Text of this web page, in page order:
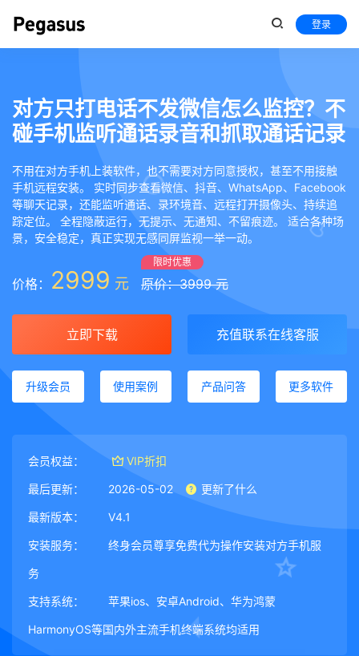
登录
对方只打电话不发微信怎么监控？不
碰手机监听通话录音和抓取通话记录
不用在对方手机上装软件，也不需要对方同意授权，甚至不用接触
手机远程安装。 实时同步查看微信、抖音、WhatsApp、Facebook
等聊天记录，还能监听通话、录环境音、远程打开摄像头、持续追
踪定位。 全程隐蔽运行，无提示、无通知、不留痕迹。 适合各种场
景，安全稳定，真正实现无感同屏监视一举一动。
价格： 2999 元
限时优惠
原价：3999 元
立即下载 充值联系在线客服
升级会员 使用案例 产品问答 更多软件
会员权益： VIP折扣
最后更新： 2026-05-02 更新了什么
最新版本： V4.1
安装服务： 终身会员尊享免费代为操作安装对方手机服
务
支持系统： 苹果ios、安卓Android、华为鸿蒙
HarmonyOS等国内外主流手机终端系统均适用